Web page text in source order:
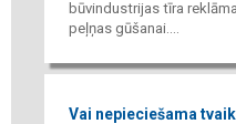
būvindustrijas tīra
peļņas gūšanai....
Vai nepieciešama